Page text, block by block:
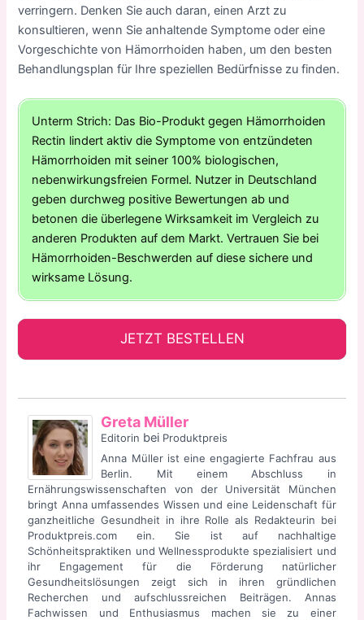
verringern. Denken Sie auch daran, einen Arzt zu
konsultieren, wenn Sie anhaltende Symptome oder eine
Vorgeschichte von Hämorrhoiden haben, um den besten
Behandlungsplan für Ihre speziellen Bedürfnisse zu finden.
Unterm Strich: Das Bio-Produkt gegen Hämorrhoiden
Rectin lindert aktiv die Symptome von entzündeten
Hämorrhoiden mit seiner 100% biologischen,
nebenwirkungsfreien Formel. Nutzer in Deutschland
geben durchweg positive Bewertungen ab und
betonen die überlegene Wirksamkeit im Vergleich zu
anderen Produkten auf dem Markt. Vertrauen Sie bei
Hämorrhoiden-Beschwerden auf diese sichere und
wirksame Lösung.
JETZT BESTELLEN
Greta Müller
Editorin bei Produktpreis
Anna Müller ist eine engagierte Fachfrau aus
Berlin. Mit einem Abschluss in
Ernährungswissenschaften von der Universität München
bringt Anna umfassendes Wissen und eine Leidenschaft für
ganzheitliche Gesundheit in ihre Rolle als Redakteurin bei
Produktpreis.com ein. Sie ist auf nachhaltige
Schönheitspraktiken und Wellnessprodukte spezialisiert und
ihr Engagement für die Förderung natürlicher
Gesundheitslösungen zeigt sich in ihren gründlichen
Recherchen und aufschlussreichen Beiträgen. Annas
Fachwissen und Enthusiasmus machen sie zu einer